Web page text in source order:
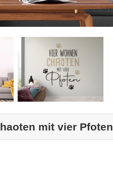
mit vier Pfoten